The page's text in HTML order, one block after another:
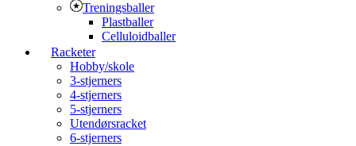
Treningsballer
Plastballer
Celluloidballer
Racketer
Hobby/skole
3-stjerners
4-stjerners
5-stjerners
Utendørsracket
6-stjerners